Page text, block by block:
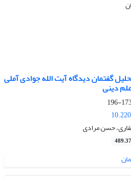
گفتمان دیدگاه آیت الله جوادی آملی
دینی
173-
حسن مرادی